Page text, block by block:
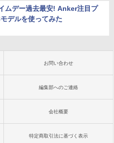
ムデー過去最安! Anker注目プ
デルを使ってみた
お問い合わせ
編集部へのご連絡
会社概要
特定商取引法に基づく表示